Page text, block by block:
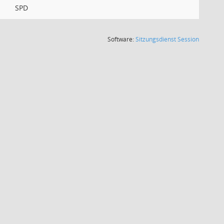
SPD
Software:SitzungsdienstSession(Wird in